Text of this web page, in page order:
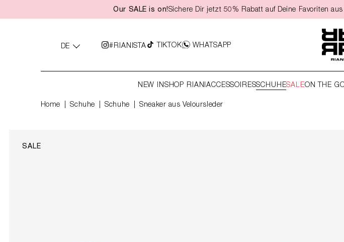
Zur Hauptnavigation springen
Our SALE is on!Sichere Dir jetzt 50% Rabatt auf Deine Favoriten
DE #RIANISTA TIKTOK WHATSAPP
NEW INSHOP RIANIACCESSOIRESSCHUHESALEON THE
Home Schuhe Schuhe Sneaker aus Veloursleder
SALE